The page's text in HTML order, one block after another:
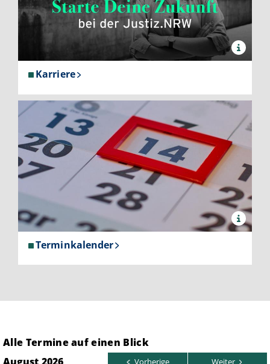
Quelle:
x
Karriere
Quelle:
x
Terminkalender
Alle Termine auf einen Blick
Vorherige Weiter